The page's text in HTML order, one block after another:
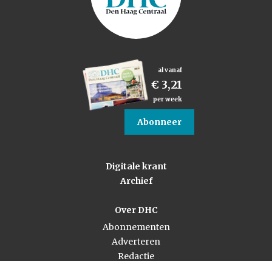
al vanaf
€ 3,21
per week
Abonneer
Digitale krant
Archief
Over DHC
Abonnementen
Adverteren
Redactie